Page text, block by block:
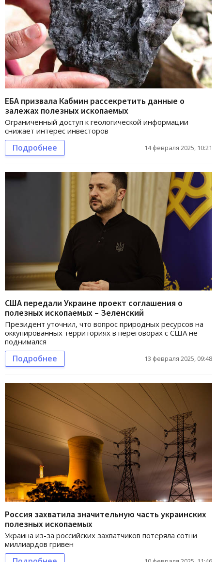
ЕБА призвала Кабмин рассекретить данные о
залежах полезных ископаемых
Ограниченный доступ к геологической информации
снижает интерес инвесторов
Подробнее 14 февраля 2025, 10:21
США передали Украине проект соглашения о
полезных ископаемых – Зеленский
Президент уточнил, что вопрос природных ресурсов на
оккупированных территориях в переговорах с США не
поднимался
Подробнее 13 февраля 2025, 09:48
Россия захватила значительную часть украинских
полезных ископаемых
Украина из-за российских захватчиков потеряла сотни
миллиардов гривен